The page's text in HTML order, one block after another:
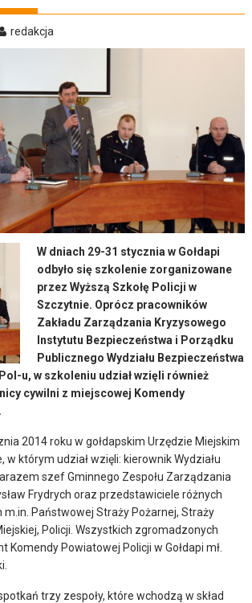
redakcja
W dniach 29-31 stycznia w Gołdapi
odbyło się szkolenie zorganizowane
przez Wyższą Szkołę Policji w
Szczytnie. Oprócz pracowników
Zakładu Zarządzania Kryzysowego
Instytutu Bezpieczeństwa i Porządku
Publicznego Wydziału Bezpieczeństwa
u, w szkoleniu udział wzięli również
cywilni z miejscowej Komendy
2014 roku w gołdapskim Urzędzie Miejskim
w którym udział wzięli: kierownik Wydziału
szef Gminnego Zespołu Zarządzania
Frydrych oraz przedstawiciele różnych
m.in. Państwowej Straży Pożarnej, Straży
Policji. Wszystkich zgromadzonych
Komendy Powiatowej Policji w Gołdapi mł.
trzy zespoły, które wchodzą w skład